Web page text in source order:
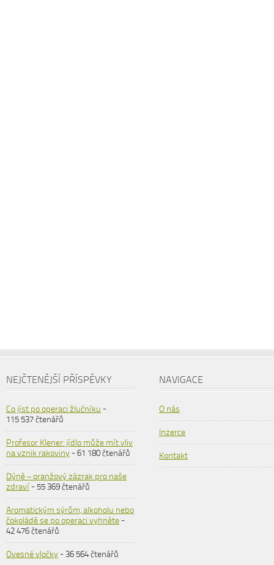
NEJČTENĚJŠÍ PŘÍSPĚVKY
Co jíst po operaci žlučníku -
115 537 čtenářů
Profesor Klener: jídlo může mít vliv
na vznik rakoviny- 61 180 čtenářů
Dýně – oranžový zázrak pro naše
zdraví- 55 369 čtenářů
Aromatickým sýrům, alkoholu nebo
čokoládě se po operaci vyhněte-
42 476 čtenářů
Ovesné vločky- 36 564 čtenářů
NAVIGACE
O nás
Inzerce
Kontakt